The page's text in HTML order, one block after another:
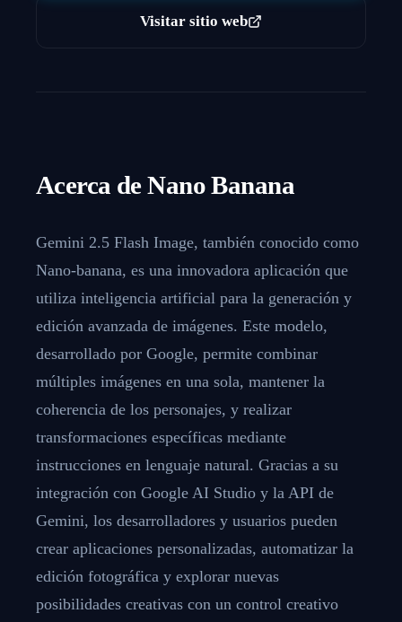
Visitar sitio web
Acerca de Nano Banana
Gemini 2.5 Flash Image, también conocido como
Nano-banana, es una innovadora aplicación que
utiliza inteligencia artificial para la generación y
edición avanzada de imágenes. Este modelo,
desarrollado por Google, permite combinar
múltiples imágenes en una sola, mantener la
coherencia de los personajes, y realizar
transformaciones específicas mediante
instrucciones en lenguaje natural. Gracias a su
integración con Google AI Studio y la API de
Gemini, los desarrolladores y usuarios pueden
crear aplicaciones personalizadas, automatizar la
edición fotográfica y explorar nuevas
posibilidades creativas con un control creativo